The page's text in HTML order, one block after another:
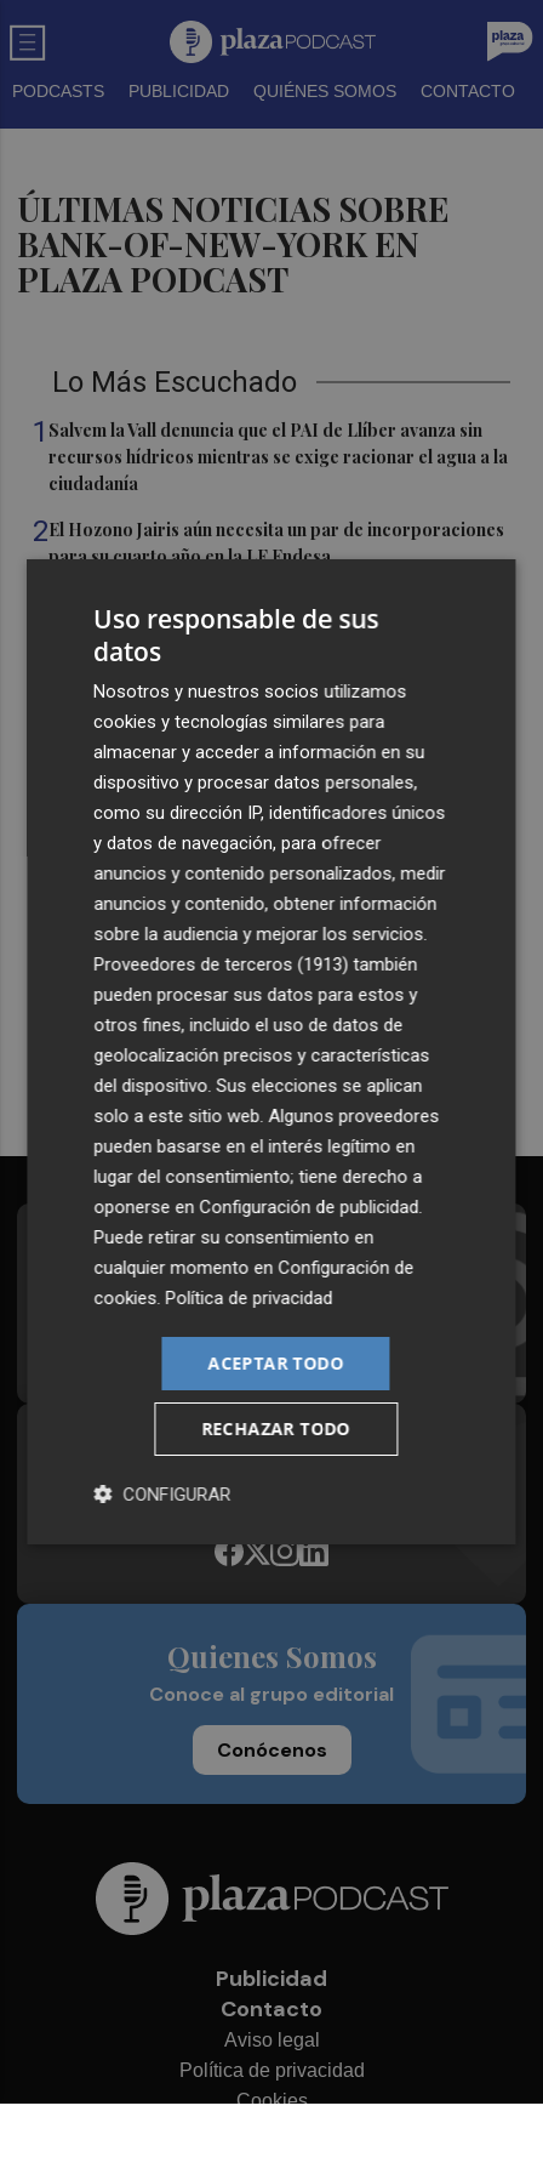
PODCASTS PUBLICIDAD QUIÉNES SOMOS CONTACTO
ÚLTIMAS NOTICIAS SOBRE
BANK-OF-NEW-YORK EN
PLAZA PODCAST
Lo Más Escuchado
1 Salvem la Vall denuncia que el PAI de Llíber avanza sin
recursos hídricos mientras se exige racionar el agua a la
ciudadanía
2El Hozono Jairis aún necesita un par de incorporaciones
para su cuarto año en la LF Endesa
más allá de la rehabilitación: ¿retorno de la Dama?
PCUMH, prepara sus primeras alianzas con el sector
Castelló apuesta por convertir el eclipse en un referente
científico: recibirá a un gran equipo de expertos
Recibe toda la actualidad de
Plaza Podcast en tu correo
Quiero suscribirme
Suscríbete al Boletín
Todos los días a primera hora en tu email
Síguenos en redes
Plaza Podcast, desde cualquier medio
Quienes Somos
Conoce al grupo editorial
Conócenos
Publicidad
Contacto
Aviso legal
Política de privacidad
Cookies
Uso responsable de sus
datos
Nosotros y nuestros socios utilizamos
cookies y tecnologías similares para
almacenar y acceder a información en su
dispositivo y procesar datos personales,
como su dirección IP, identificadores únicos
y datos de navegación, para ofrecer
anuncios y contenido personalizados, medir
anuncios y contenido, obtener información
sobre la audiencia y mejorar los servicios.
Proveedores de terceros (1913) también
pueden procesar sus datos para estos y
otros fines, incluido el uso de datos de
geolocalización precisos y características
del dispositivo. Sus elecciones se aplican
solo a este sitio web. Algunos proveedores
pueden basarse en el interés legítimo en
lugar del consentimiento; tiene derecho a
oponerse enConfiguración de publicidad.
Puede retirar su consentimiento en
cualquier momento enConfiguración de
cookies.Política de privacidad
ACEPTAR TODO
RECHAZAR TODO
CONFIGURAR